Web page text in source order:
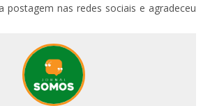
postagem nas redes sociais e agradeceu